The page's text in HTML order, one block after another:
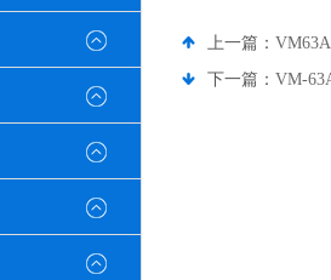
上一篇：
下一篇： VM-